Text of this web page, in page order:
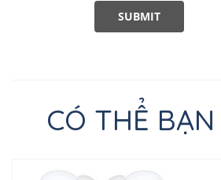
CÓ THỂ